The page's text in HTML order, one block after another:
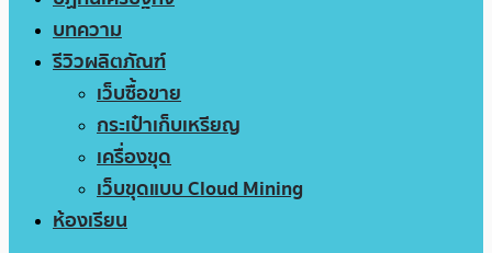
บทความ
รีวิวผลิตภัณฑ์
เว็บซื้อขาย
กระเป๋าเก็บเหรียญ
เครื่องขุด
เว็บขุดแบบ Cloud Mining
ห้องเรียน